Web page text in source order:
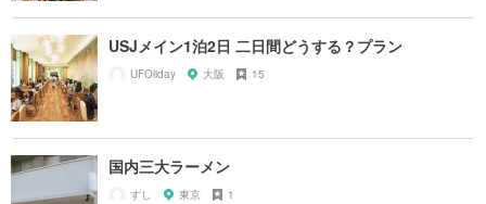
USJメイン1泊2日 二日間どうする？プラン
UFOliday 大阪 15
国内三大ラーメン
すし 東京 1